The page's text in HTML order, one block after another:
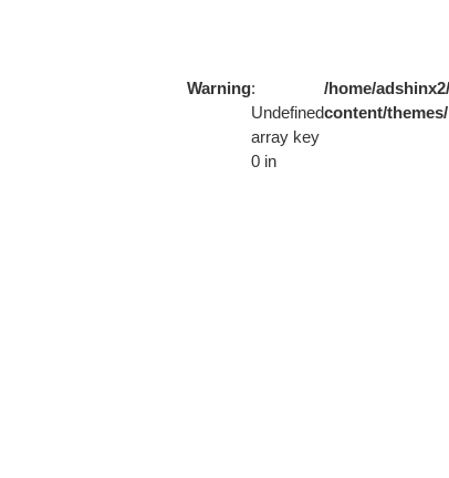
Warning:
Undefined
array key
0 in
/home/
content/